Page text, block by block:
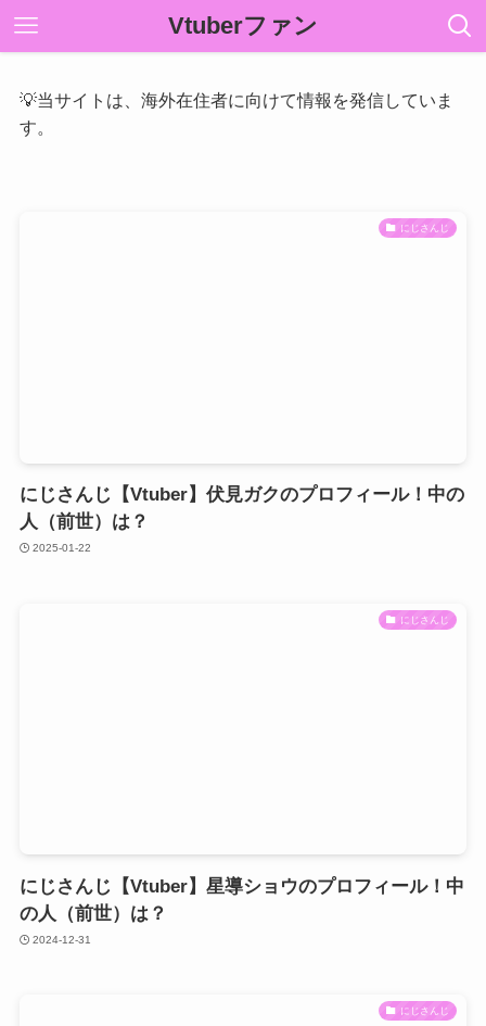
Vtuberファン
💡当サイトは、海外在住者に向けて情報を発信していま
す。
にじさんじ
にじさんじ【Vtuber】伏見ガクのプロフィール！中の
人（前世）は？
2025-01-22
にじさんじ
にじさんじ【Vtuber】星導ショウのプロフィール！中
の人（前世）は？
2024-12-31
にじさんじ